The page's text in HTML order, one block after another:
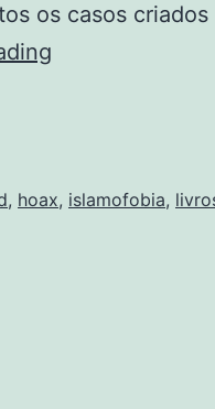
os casos criados
os
, hoax, islamofobia,